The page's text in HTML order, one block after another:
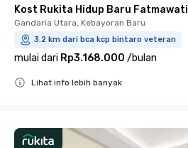
Kost Rukita Hidup Baru Fatmawati
Gandaria Utara, Kebayoran Baru
3.2 km dari bca kcp bintaro veteran
mulai dari Rp3.168.000 /bulan
Lihat info lebih banyak